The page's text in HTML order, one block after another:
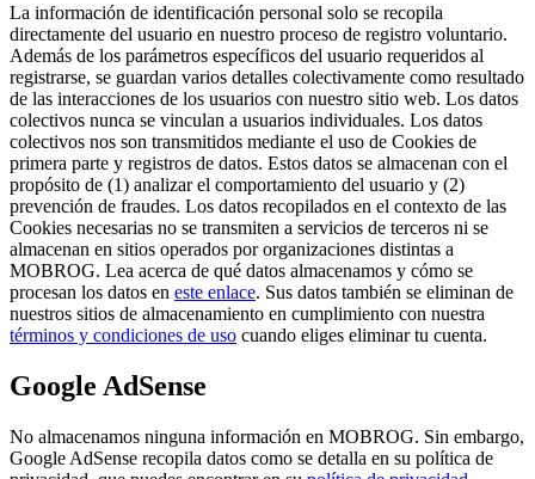
La información de identificación personal solo se recopila
directamente del usuario en nuestro proceso de registro voluntario.
Además de los parámetros específicos del usuario requeridos al
registrarse, se guardan varios detalles colectivamente como resultado
de las interacciones de los usuarios con nuestro sitio web. Los datos
colectivos nunca se vinculan a usuarios individuales. Los datos
colectivos nos son transmitidos mediante el uso de Cookies de
primera parte y registros de datos. Estos datos se almacenan con el
propósito de (1) analizar el comportamiento del usuario y (2)
prevención de fraudes. Los datos recopilados en el contexto de las
Cookies necesarias no se transmiten a servicios de terceros ni se
almacenan en sitios operados por organizaciones distintas a
MOBROG. Lea acerca de qué datos almacenamos y cómo se
procesan los datos en este enlace. Sus datos también se eliminan de
nuestros sitios de almacenamiento en cumplimiento con nuestra
términos y condiciones de uso cuando eliges eliminar tu cuenta.
Google AdSense
No almacenamos ninguna información en MOBROG. Sin embargo,
Google AdSense recopila datos como se detalla en su política de